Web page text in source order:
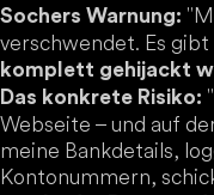
Sochers Warnung:
verschwendet. Es
komplett gehijackt
Das konkrete Risiko:
Webseite – und auf
meine Bankdetails,
Kontonummern,